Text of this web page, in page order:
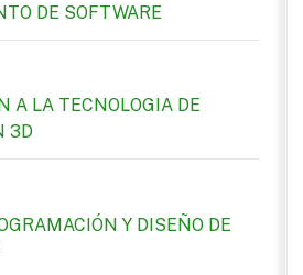
DE SOFTWARE
A LA TECNOLOGIA DE
3D
Y DISEÑO DE